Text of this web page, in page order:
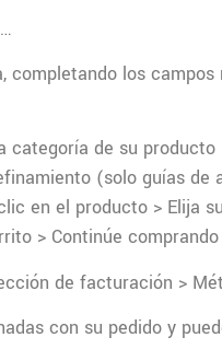
los
de su
(solo guías
en el producto > Elija
> Continúe
de facturación >
con su pedido y